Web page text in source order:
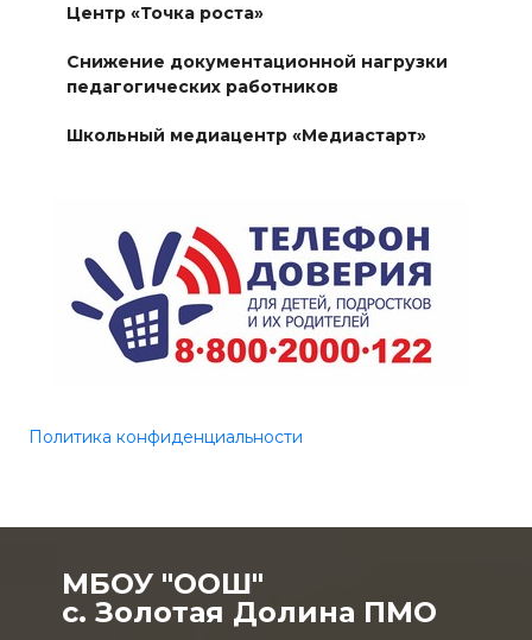
Центр «Точка роста»
Снижение документационной нагрузки
педагогических работников
Школьный медиацентр «Медиастарт»
Политика конфиденциальности
МБОУ "ООШ"
с. Золотая Долина ПМО